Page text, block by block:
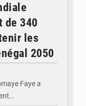
de 340
les
2050
Faye a